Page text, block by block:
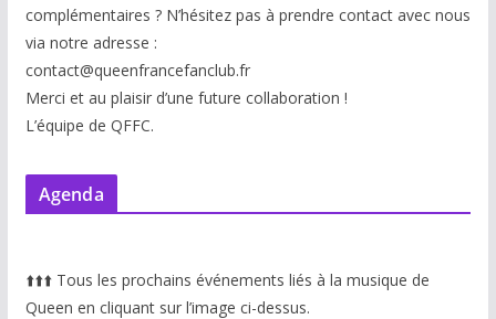
complémentaires ? N’hésitez pas à prendre contact avec nous
via notre adresse :
contact@queenfrancefanclub.fr
Merci et au plaisir d’une future collaboration !
L’équipe de QFFC.
Agenda
⬆️⬆️⬆️ Tous les prochains événements liés à la musique de
Queen en cliquant sur l’image ci-dessus.